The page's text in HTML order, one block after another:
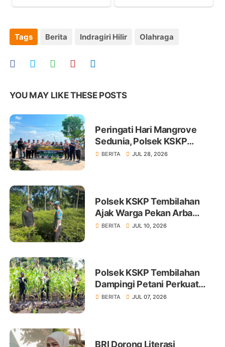
Tags Berita Indragiri Hilir Olahraga
YOU MAY LIKE THESE POSTS
Peringati Hari Mangrove
Sedunia, Polsek KSKP
Tembilahan Tanam 100 Bibit
BERITA JUL 28, 2026
Polsek KSKP Tembilahan
Ajak Warga Pekan Arba
Tanam Cabai Dukung
BERITA JUL 10, 2026
Polsek KSKP Tembilahan
Dampingi Petani Perkuat
Swasembada Pangan
BERITA JUL 07, 2026
BRI Dorong Literasi